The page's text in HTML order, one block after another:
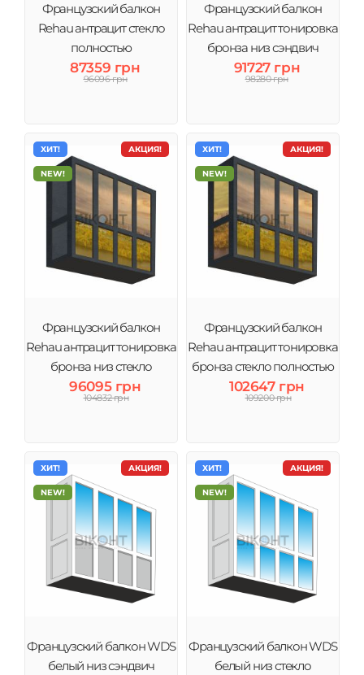
Французский балкон
Rehau антрацит стекло
полностью
87359 грн
96096 грн
Французский балкон
Rehau антрацит тонировка
бронза низ сэндвич
91727 грн
98280 грн
АКЦИЯ!
ХИТ!
NEW!
Французский балкон
Rehau антрацит тонировка
бронза низ стекло
96095 грн
104832 грн
АКЦИЯ!
ХИТ!
NEW!
Французский балкон
Rehau антрацит тонировка
бронза стекло полностью
102647 грн
109200 грн
АКЦИЯ!
ХИТ!
NEW!
Французский балкон WDS
белый низ сэндвич
АКЦИЯ!
ХИТ!
NEW!
Французский балкон WDS
белый низ стекло